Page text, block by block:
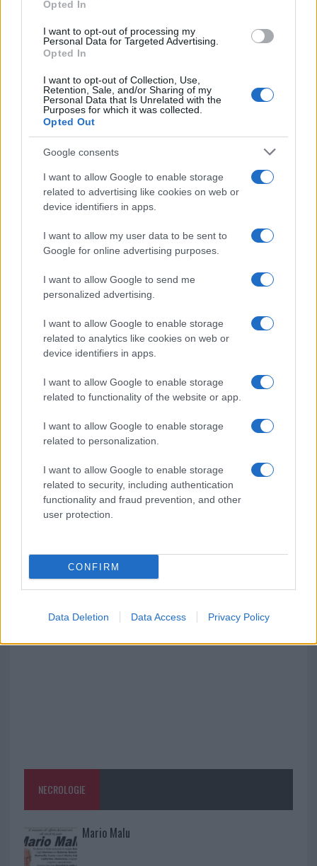
Opted In
I want to opt-out of processing my
Personal Data for Targeted Advertising.
Opted In
I want to opt-out of Collection, Use,
Retention, Sale, and/or Sharing of my
Personal Data that Is Unrelated with the
Purposes for which it was collected.
Opted Out
Google consents
I want to allow Google to enable storage
related to advertising like cookies on web or
device identifiers in apps.
I want to allow my user data to be sent to
Google for online advertising purposes.
I want to allow Google to send me
personalized advertising.
I want to allow Google to enable storage
related to analytics like cookies on web or
device identifiers in apps.
I want to allow Google to enable storage
related to functionality of the website or app.
I want to allow Google to enable storage
related to personalization.
I want to allow Google to enable storage
related to security, including authentication
functionality and fraud prevention, and other
user protection.
CONFIRM
Data Deletion Data Access Privacy Policy
Condividi l'articolo
F
a
ce
b
o
o
k
T
w
it
te
r
n
te
re
st
h
at
s
p
p
h
a
re
Articolo precedente
NOTIZIE RECENTI
Le previsioni meteo per il weekend a Olbia e in
Gallura
Michelle Hunziker in Gallura, bella anche dal
Calangianus, dopo le polemiche il centro
esplode la protesta
Pausa caffè impeccabile: come scegliere la
soluzione ideale per la casa e l’ufficio
Raid nelle campagne di Berchidda, rischio per
la rete elettrica
NECROLOGIE
Mario Malu